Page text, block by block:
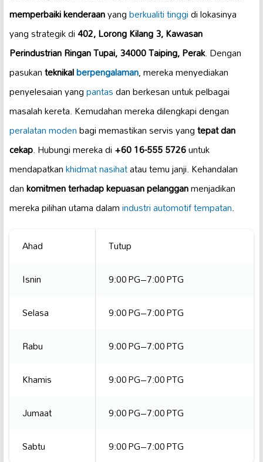
memperbaiki kenderaanyangberkualiti tinggidi lokasinya
yang strategik di402, Lorong Kilang 3, Kawasan
Perindustrian Ringan Tupai, 34000 Taiping, Perak. Dengan
pasukanteknikalberpengalaman, mereka menyediakan
penyelesaian yangpantasdan berkesan untuk pelbagai
masalah kereta. Kemudahan mereka dilengkapi dengan
peralatan modenbagi memastikan servis yangtepat dan
cekap. Hubungi mereka di+60 16-555 5726untuk
mendapatkankhidmat nasihatatau temu janji. Kehandalan
dankomitmen terhadap kepuasan pelangganmenjadikan
mereka pilihan utama dalamindustri automotif tempatan.
Ahad
Tutup
Isnin
9:00 PG–7:00 PTG
Selasa
9:00 PG–7:00 PTG
Rabu
9:00 PG–7:00 PTG
Khamis
9:00 PG–7:00 PTG
Jumaat
9:00 PG–7:00 PTG
Sabtu
9:00 PG–7:00 PTG